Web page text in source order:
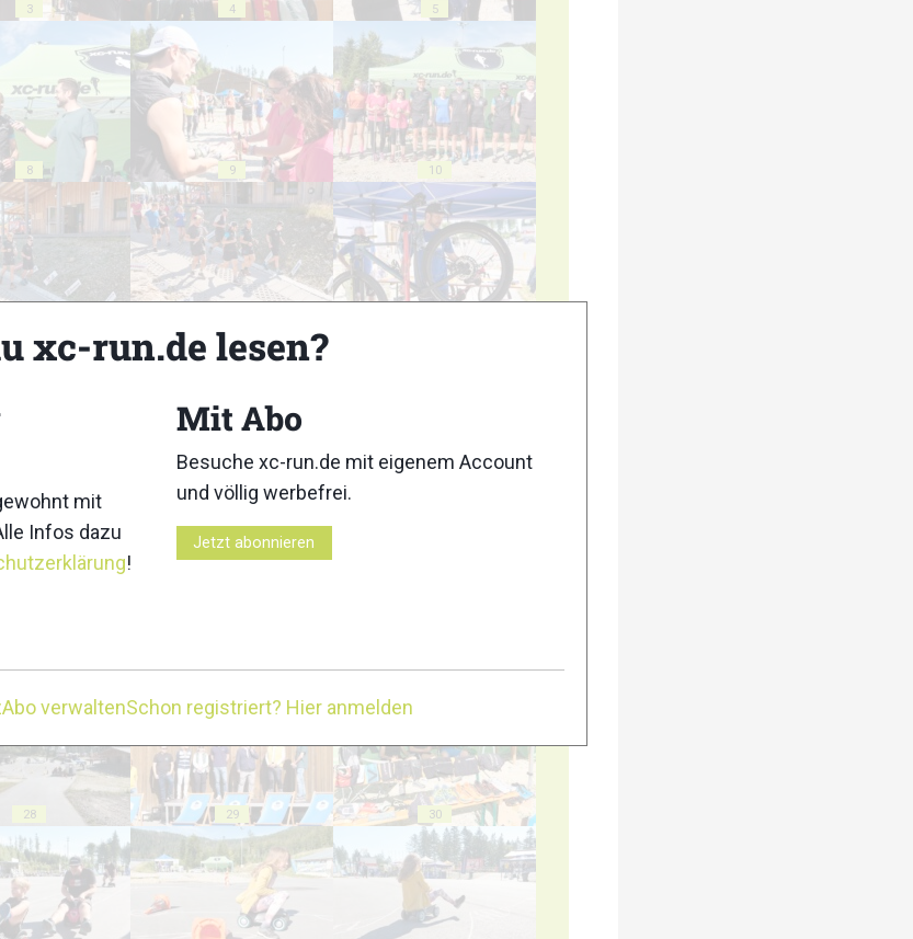
3 4 5
8 9 10
14
19
28 29 30
xc-run.de lesen?
mit
Infos dazu
!
Mit Abo
Besuche xc-run.de mit eigenem Account
und völlig werbefrei.
Jetzt abonnieren
Abo verwaltenSchon registriert? Hier anmelden